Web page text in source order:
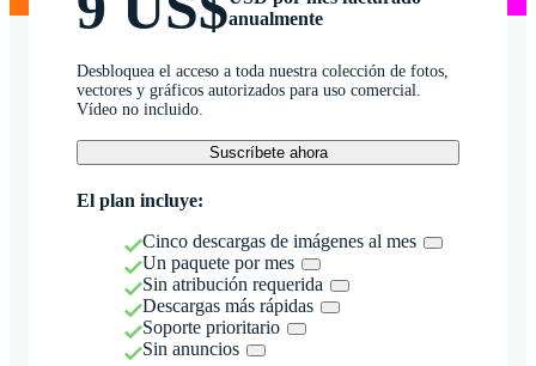
anualmente
Desbloquea el acceso a toda nuestra colección de fotos,
vectores y gráficos autorizados para uso comercial.
Vídeo no incluido.
Suscríbete ahora
El plan incluye:
Cinco descargas de imágenes al mes
Un paquete por mes
Sin atribución requerida
Descargas más rápidas
Soporte prioritario
Sin anuncios